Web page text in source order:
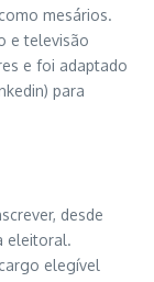
mesários.
e televisão
e foi adaptado
para
desde
eleitoral.
elegível